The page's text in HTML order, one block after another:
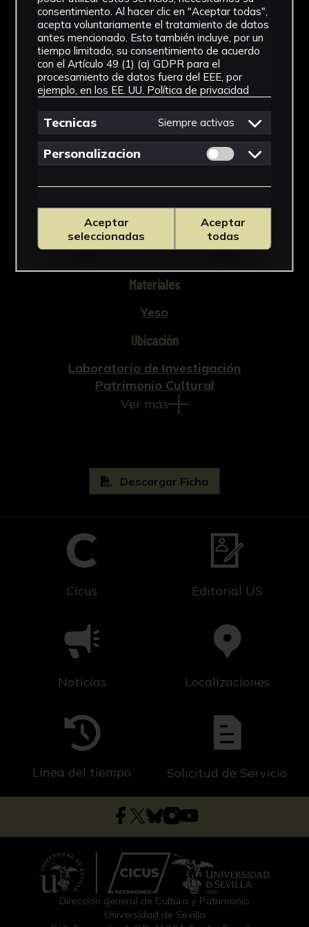
en superficie algunos restos de un mortero de
grano grueso.
NºCatálogo
CAUS-0600
Tipología
Materiales
Yeso
Ubicación
Laboratorio de Investigación
Patrimonio Cultural
Ver más
Descargar Ficha
Cicus Editorial US
Noticias Localizaciones
Línea del tiempo Solicitud de Servicio
Dirección general de Cultura y Patrimonio
Universidad de Sevilla
consentimiento. Al hacer clic en "Aceptar todas",
acepta voluntariamente el tratamiento de datos
antes mencionado. Esto también incluye, por un
tiempo limitado, su consentimiento de acuerdo
con el Artículo 49 (1) (a) GDPR para el
procesamiento de datos fuera del EEE, por
ejemplo, en los EE. UU. Política de privacidad
Tecnicas Siempre activas
Personalizacion Permitir cookies
Aceptar
seleccionadas
Aceptar
todas